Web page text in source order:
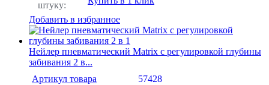
штуку:
Добавить в избранное
Нейлер пневматический Matrix с регулировкой глубины
забивания 2 в...
Артикул товара
57428